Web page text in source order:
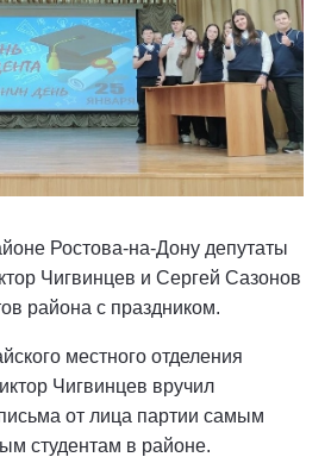
Ростова-на-Дону депутаты
Чигвинцев и Сергей Сазонов
района с праздником.
местного отделения
Чигвинцев вручил
от лица партии самым
студентам в районе.